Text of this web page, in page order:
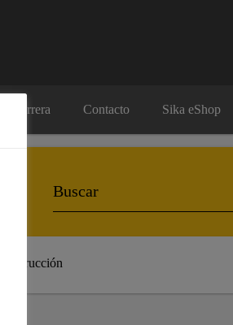
Carrera Contacto Sika eShop